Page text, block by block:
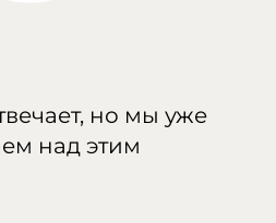
но мы уже
над этим